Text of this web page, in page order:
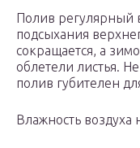
Полив регулярный
подсыхания
сокращается, а
облетели листья.
полив губителен
Влажность воздуха